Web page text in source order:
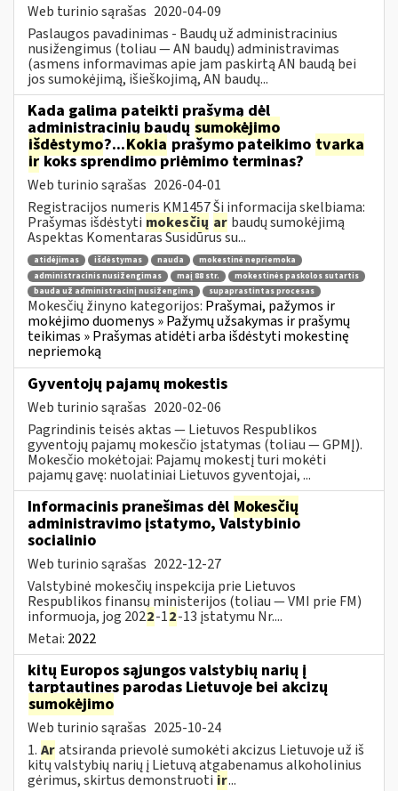
Web turinio sąrašas 2020-04-09
Paslaugos pavadinimas - Baudų už administracinius
nusižengimus (toliau — AN baudų) administravimas
(asmens informavimas apie jam paskirtą AN baudą bei
jos sumokėjimą, išieškojimą, AN baudų...
Kada galima pateikti prašymą dėl
administracinių baudų sumokėjimo
išdėstymo?...Kokia prašymo pateikimo tvarka
irkoks sprendimo priėmimo terminas?
Web turinio sąrašas 2026-04-01
Registracijos numeris KM1457 Ši informacija skelbiama:
Prašymas išdėstyti mokesčių ar baudų sumokėjimą
Aspektas Komentaras Susidūrus su...
atidėjimas išdėstymas nauda
mokestinė nepriemoka
administracinis nusižengimas
maį 88 str.
mokestinės paskolos sutartis
bauda už administracinį nusižengimą
supaprastintas procesas
Mokesčių žinyno kategorijos: Prašymai, pažymos ir
mokėjimo duomenys » Pažymų užsakymas ir prašymų
teikimas » Prašymas atidėti arba išdėstyti mokestinę
nepriemoką
Gyventojų pajamų mokestis
Web turinio sąrašas 2020-02-06
Pagrindinis teisės aktas — Lietuvos Respublikos
gyventojų pajamų mokesčio įstatymas (toliau — GPMĮ).
Mokesčio mokėtojai: Pajamų mokestį turi mokėti
pajamų gavę: nuolatiniai Lietuvos gyventojai, ...
Informacinis pranešimas dėl Mokesčių
administravimo įstatymo, Valstybinio
socialinio
Web turinio sąrašas 2022-12-27
Valstybinė mokesčių inspekcija prie Lietuvos
Respublikos finansų ministerijos (toliau — VMI prie FM)
informuoja, jog 2022-12-13 įstatymu Nr....
Metai: 2022
kitų Europos sąjungos valstybių narių į
tarptautines parodas Lietuvoje bei akcizų
sumokėjimo
Web turinio sąrašas 2025-10-24
1. Aratsiranda prievolė sumokėti akcizus Lietuvoje už iš
kitų valstybių narių į Lietuvą atgabenamus alkoholinius
gėrimus, skirtus demonstruoti ir...